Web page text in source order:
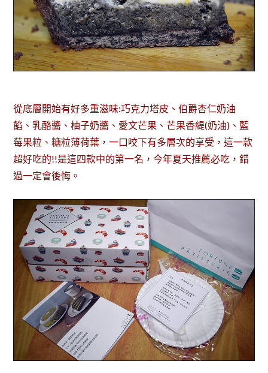
從底層開始有好多重滋味:巧克力塔皮、伯爵杏仁奶油
餡、乳酪醬、柚子奶醬、愛文芒果、芒果香緹(奶油)、藍
莓果粒、糖粒薄荷葉，一口咬下有多層次的享受，這一款
超好吃的!!是這四款中的第一名，今年夏天推薦必吃，錯
過一定會後悔。